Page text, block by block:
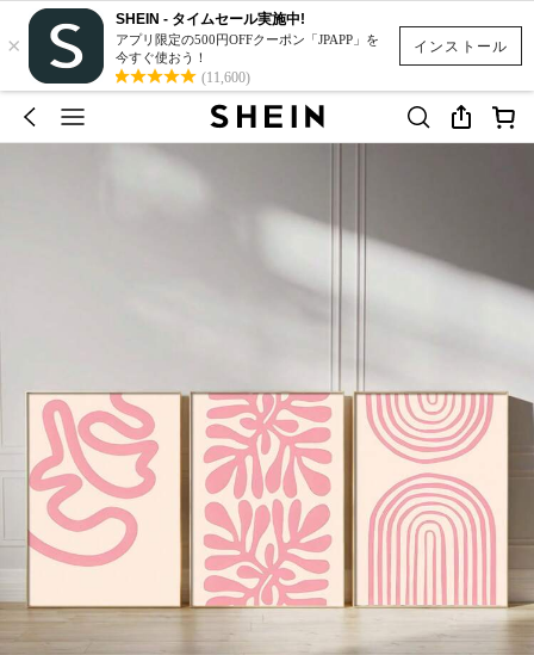
インストール
×
SHEIN - タイムセール実施中!
アプリ限定の500円OFFクーポン「JPAPP」を
今すぐ使おう！
(11,600)